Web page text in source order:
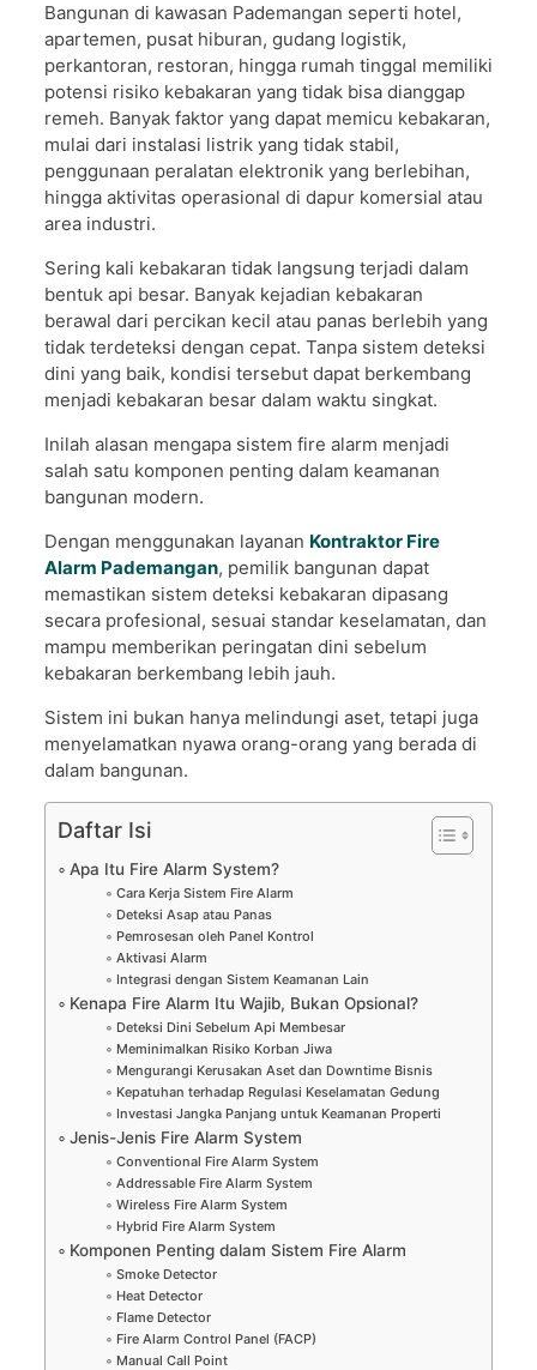
Bangunan di kawasan Pademangan seperti hotel,
apartemen, pusat hiburan, gudang logistik,
perkantoran, restoran, hingga rumah tinggal memiliki
potensi risiko kebakaran yang tidak bisa dianggap
remeh. Banyak faktor yang dapat memicu kebakaran,
mulai dari instalasi listrik yang tidak stabil,
penggunaan peralatan elektronik yang berlebihan,
hingga aktivitas operasional di dapur komersial atau
area industri.
Sering kali kebakaran tidak langsung terjadi dalam
bentuk api besar. Banyak kejadian kebakaran
berawal dari percikan kecil atau panas berlebih yang
tidak terdeteksi dengan cepat. Tanpa sistem deteksi
dini yang baik, kondisi tersebut dapat berkembang
menjadi kebakaran besar dalam waktu singkat.
Inilah alasan mengapa sistem fire alarm menjadi
salah satu komponen penting dalam keamanan
bangunan modern.
Dengan menggunakan layanan Kontraktor Fire
Alarm Pademangan, pemilik bangunan dapat
memastikan sistem deteksi kebakaran dipasang
secara profesional, sesuai standar keselamatan, dan
mampu memberikan peringatan dini sebelum
kebakaran berkembang lebih jauh.
Sistem ini bukan hanya melindungi aset, tetapi juga
menyelamatkan nyawa orang-orang yang berada di
dalam bangunan.
Daftar Isi
Apa Itu Fire Alarm System?
Cara Kerja Sistem Fire Alarm
Deteksi Asap atau Panas
Pemrosesan oleh Panel Kontrol
Aktivasi Alarm
Integrasi dengan Sistem Keamanan Lain
Kenapa Fire Alarm Itu Wajib, Bukan Opsional?
Deteksi Dini Sebelum Api Membesar
Meminimalkan Risiko Korban Jiwa
Mengurangi Kerusakan Aset dan Downtime Bisnis
Kepatuhan terhadap Regulasi Keselamatan Gedung
Investasi Jangka Panjang untuk Keamanan Properti
Jenis-Jenis Fire Alarm System
Conventional Fire Alarm System
Addressable Fire Alarm System
Wireless Fire Alarm System
Hybrid Fire Alarm System
Komponen Penting dalam Sistem Fire Alarm
Smoke Detector
Heat Detector
Flame Detector
Fire Alarm Control Panel (FACP)
Manual Call Point